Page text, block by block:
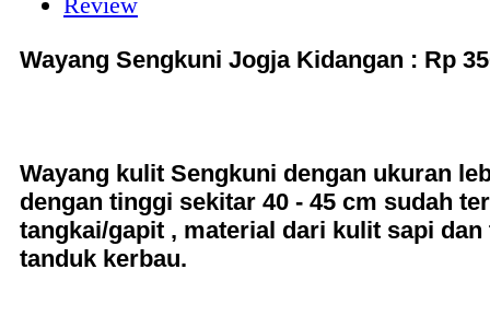
Wayang Sengkuni Jogja Kidangan : Rp
Wayang kulit Sengkuni dengan ukuran
dengan tinggi sekitar 40 - 45 cm sudah
tangkai/gapit , material dari kulit sapi
tanduk kerbau.